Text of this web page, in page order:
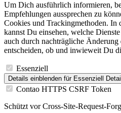
Um Dich ausführlich informieren,
Empfehlungen aussprechen zu
Cookies und Trackingmethoden. In
kannst Du einsehen, welche
auch durch nachträgliche Änderung
entscheiden, ob und inwieweit Du
Essenziell
Details einblenden für Essenziell
Contao HTTPS CSRF Token
Schützt vor Cross-Site-Request-